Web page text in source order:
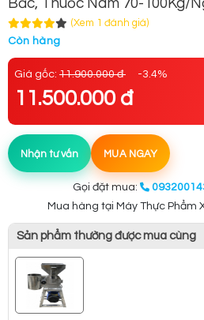
Bắc, Thuốc Nam 70-100Kg/
(Xem 1 đánh giá)
Còn hàng
Giá gốc: 11.900.000 đ -3.4%
11.500.000 đ
Nhận tư vấn MUA NGAY
Gọi đặt mua:
Mua hàng tại Máy Thực Phẩm
Sản phẩm thường được mua cùng